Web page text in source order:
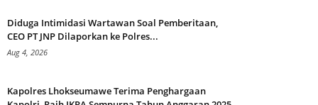
Diduga Intimidasi Wartawan Soal Pemberitaan,
CEO PT JNP Dilaporkan ke Polres...
Aug 4, 2026
Kapolres Lhokseumawe Terima Penghargaan